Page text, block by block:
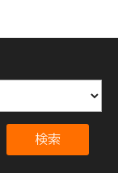
検索